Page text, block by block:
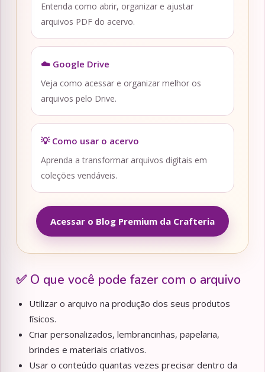
Entenda como abrir, organizar e ajustar
arquivos PDF do acervo.
☁️ Google Drive
Veja como acessar e organizar melhor os
arquivos pelo Drive.
💡 Como usar o acervo
Aprenda a transformar arquivos digitais em
coleções vendáveis.
Acessar o Blog Premium da Crafteria
✅ O que você pode fazer com o arquivo
Utilizar o arquivo na produção dos seus produtos
físicos.
Criar personalizados, lembrancinhas, papelaria,
brindes e materiais criativos.
Usar o conteúdo quantas vezes precisar dentro da